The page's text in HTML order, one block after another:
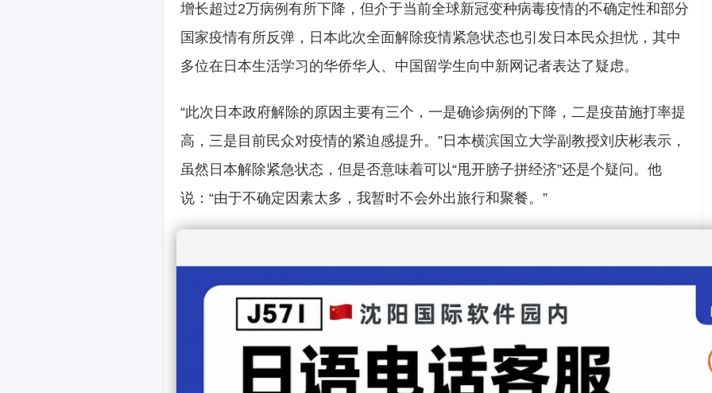
增长超过2万病例有所下降，但介于当前全球新冠变种病毒疫情的不确定性和部分
国家疫情有所反弹，日本此次全面解除疫情紧急状态也引发日本民众担忧，其中
多位在日本生活学习的华侨华人、中国留学生向中新网记者表达了疑虑。
“此次日本政府解除的原因主要有三个，一是确诊病例的下降，二是疫苗施打率提
高，三是目前民众对疫情的紧迫感提升。”日本横滨国立大学副教授刘庆彬表示，
虽然日本解除紧急状态，但是否意味着可以“甩开膀子拼经济”还是个疑问。他
说：“由于不确定因素太多，我暂时不会外出旅行和聚餐。”
说：“我个人还会尽量避免外出，这样会比较安全。但我也只能管住我自己，别的
人无法控制，期待未来疫情能真正有所好转。”
赴日本圣学院大学学习的中国留学生李辰表示，由于此前多次宣布进入紧急状